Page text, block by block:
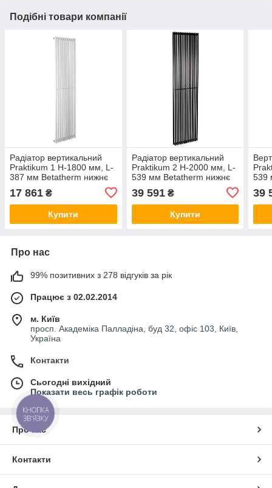
Подібні товари компанії
Радіатор вертикальний
Praktikum 1 H-1800 мм, L-
387 мм Betatherm нижнє
17 861 ₴
Купити
Радіатор вертикальний
Praktikum 2 H-2000 мм, L-
539 мм Betatherm нижнє
39 591₴
Купити
539
39
Про нас
99% позитивних з 278 відгуків за рік
Працює з 02.02.2014
м. Київ
просп. Академіка Палладіна, буд 32, офіс 103, Київ,
Україна
Контакти
Сьогодні вихідний
Показати весь графік роботи
Про нас
Контакти
КНОПКА
ЗВ'ЯЗКУ